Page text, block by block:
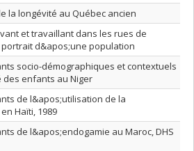
la longévité au Québec ancien
et travaillant dans les rues de
portrait d&apos;une population
socio-démographiques et contextuels
des enfants au Niger
de l&apos;utilisation de la
Haïti, 1989
de l&apos;endogamie au Maroc, DHS